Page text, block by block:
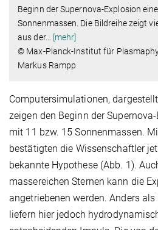
Beginn der Supernova-Explosion
Sonnenmassen. Die Bildreihe zeigt
aus der… [mehr]
© Max-Planck-Institut für
Markus Rampp
Computersimulationen,
zeigen den Beginn der
mit 11 bzw. 15 Sonnenmassen.
bestätigten die Wissenschaftler
bekannte Hypothese (Abb. 1).
massereichen Sternen kann die
angetriebenen werden. Anders als
liefern hier jedoch